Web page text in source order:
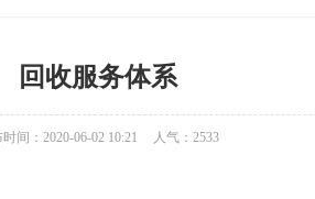
回收服务体系
间：2020-06-02 10:21 人气： 2533